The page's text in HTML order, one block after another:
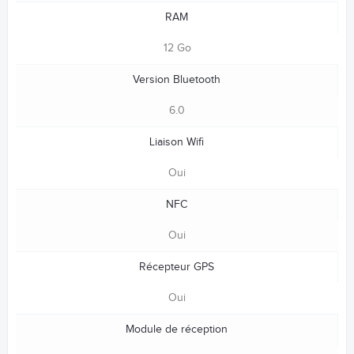
RAM
12 Go
Version Bluetooth
6.0
Liaison Wifi
Oui
NFC
Oui
Récepteur GPS
Oui
Module de réception